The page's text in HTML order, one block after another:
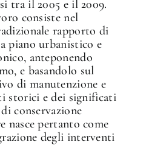
tra il 2005 e il 2009.
consiste nel
rapporto di
piano urbanistico e
anteponendo
e basandolo sul
di manutenzione e
storici e dei significati
conservazione
nasce pertanto come
degli interventi